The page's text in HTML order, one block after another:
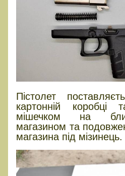
Пістолет
картонній коробці
мішечком на
магазином та
магазина під мізинець.